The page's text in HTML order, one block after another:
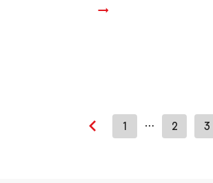
Edellinen sivu
1 … 2 3